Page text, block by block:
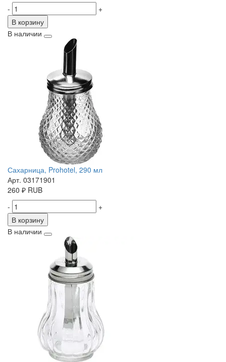
-
+
В корзину
В наличии
Сахарница, Prohotel, 290 мл
Арт. 03171901
260 ₽ RUB
-
+
В корзину
В наличии